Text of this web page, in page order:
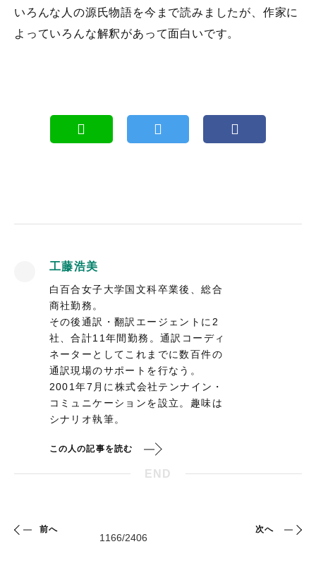
いろんな人の源氏物語を今まで読みましたが、作家に
よっていろんな解釈があって面白いです。
工藤浩美
白百合女子大学国文科卒業後、総合
商社勤務。
その後通訳・翻訳エージェントに2
社、合計11年間勤務。通訳コーディ
ネーターとしてこれまでに数百件の
通訳現場のサポートを行なう。
2001年7月に株式会社テンナイン・
コミュニケーションを設立。趣味は
シナリオ執筆。
この人の記事を読む
END
前へ 次へ